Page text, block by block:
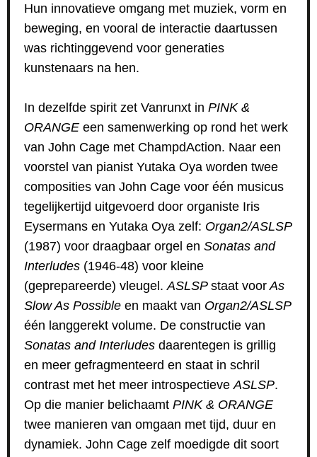
Hun innovatieve omgang met muziek, vorm en
beweging, en vooral de interactie daartussen
was richtinggevend voor generaties
kunstenaars na hen.
In dezelfde spirit zet Vanrunxt in PINK &
ORANGE een samenwerking op rond het werk
van John Cage met ChampdAction. Naar een
voorstel van pianist Yutaka Oya worden twee
composities van John Cage voor één musicus
tegelijkertijd uitgevoerd door organiste Iris
Eysermans en Yutaka Oya zelf: Organ2/ASLSP
(1987) voor draagbaar orgel en Sonatas and
Interludes (1946-48) voor kleine
(geprepareerde) vleugel.ASLSP staat voorAs
Slow As Possible en maakt van Organ2/ASLSP
één langgerekt volume. De constructie van
Sonatas and Interludes daarentegen is grillig
en meer gefragmenteerd en staat in schril
contrast met het meer introspectieveASLSP.
Op die manier belichaamt PINK & ORANGE
twee manieren van omgaan met tijd, duur en
dynamiek. John Cage zelf moedigde dit soort